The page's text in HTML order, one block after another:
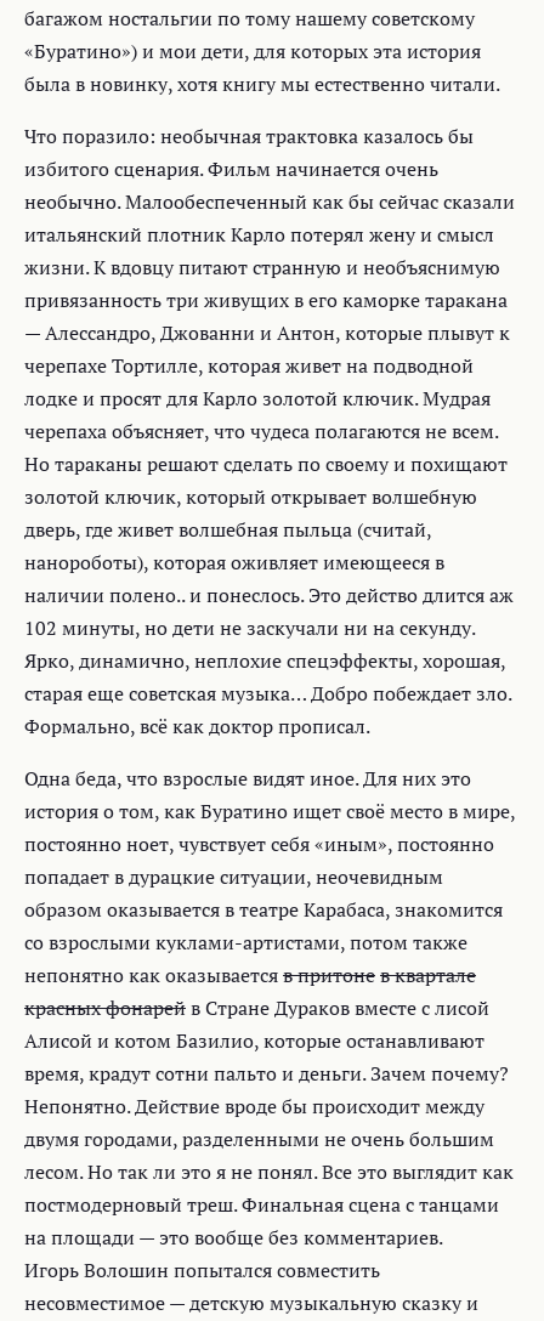
багажом ностальгии по тому нашему советскому
«Буратино») и мои дети, для которых эта история
была в новинку, хотя книгу мы естественно читали.
Что поразило: необычная трактовка казалось бы
избитого сценария. Фильм начинается очень
необычно. Малообеспеченный как бы сейчас сказали
итальянский плотник Карло потерял жену и смысл
жизни. К вдовцу питают странную и необъяснимую
привязанность три живущих в его каморке таракана
— Алессандро, Джованни и Антон, которые плывут к
черепахе Тортилле, которая живет на подводной
лодке и просят для Карло золотой ключик. Мудрая
черепаха объясняет, что чудеса полагаются не всем.
Но тараканы решают сделать по своему и похищают
золотой ключик, который открывает волшебную
дверь, где живет волшебная пыльца (считай,
нанороботы), которая оживляет имеющееся в
наличии полено.. и понеслось. Это действо длится аж
102 минуты, но дети не заскучали ни на секунду.
Ярко, динамично, неплохие спецэффекты, хорошая,
старая еще советская музыка… Добро побеждает зло.
Формально, всё как доктор прописал.
Одна беда, что взрослые видят иное. Для них это
история о том, как Буратино ищет своё место в мире,
постоянно ноет, чувствует себя «иным», постоянно
попадает в дурацкие ситуации, неочевидным
образом оказывается в театре Карабаса, знакомится
со взрослыми куклами-артистами, потом также
непонятно как оказываетсяв притонев квартале
красных фонарейв Стране Дураков вместе с лисой
Алисой и котом Базилио, которые останавливают
время, крадут сотни пальто и деньги. Зачем почему?
Непонятно. Действие вроде бы происходит между
двумя городами, разделенными не очень большим
лесом. Но так ли это я не понял. Все это выглядит как
постмодерновый треш. Финальная сцена с танцами
на площади — это вообще без комментариев.
Игорь Волошин попытался совместить
несовместимое — детскую музыкальную сказку и